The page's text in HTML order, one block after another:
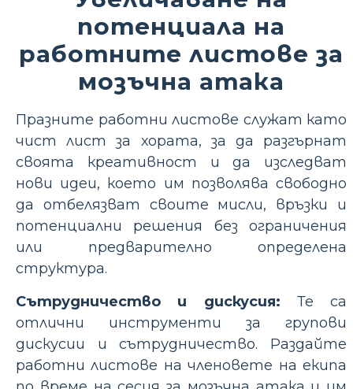
потенциала на
работните листове за
мозъчна атака
Празните работни листове служат като
чист лист за хората, за да разгърнат
своята креативност и да изследват
нови идеи, което им позволява свободно
да отбелязват своите мисли, връзки и
потенциални решения без ограничения
или предварително определена
структура.
Сътрудничество и дискусия: Те са
отлични инструменти за групови
дискусии и сътрудничество. Раздайте
работни листове на членовете на екипа